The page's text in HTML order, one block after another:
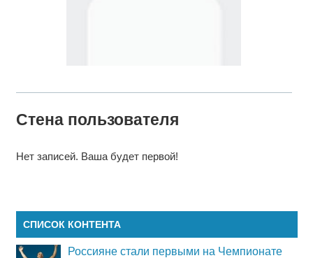
Стена пользователя
Нет записей. Ваша будет первой!
СПИСОК КОНТЕНТА
Россияне стали первыми на Чемпионате